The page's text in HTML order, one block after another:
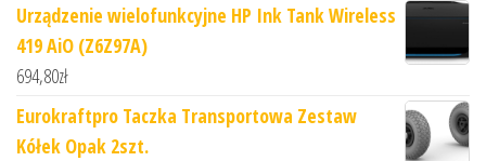
Urządzenie wielofunkcyjne HP Ink Tank Wireless
419 AiO (Z6Z97A)
694,80zł
Eurokraftpro Taczka Transportowa Zestaw
Kółek Opak 2szt.